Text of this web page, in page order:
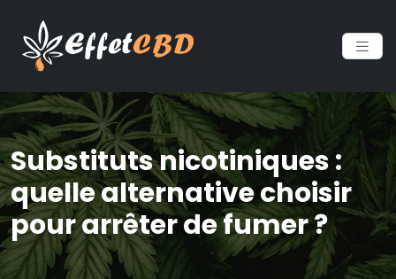
Substituts nicotiniques :
quelle alternative choisir
pour arrêter de fumer ?